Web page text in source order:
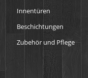
Innentüren
Beschichtungen
Zubehör und Pflege